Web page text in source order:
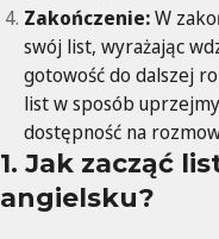
Zakończenie:W
swój list, wyrażając
gotowość do dalszej
list w sposób
dostępność na
1. Jak zacząć
angielsku?